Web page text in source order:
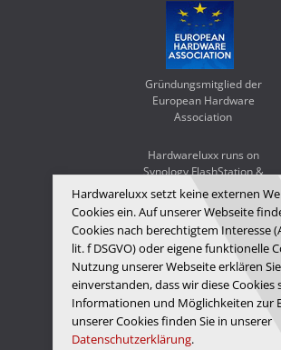
Hardwareluxx setzt keine externen
Cookies ein. Auf unserer Webseite
Cookies nach berechtigtem Interesse
lit. f DSGVO) oder eigene funktionelle
Nutzung unserer Webseite erklären
einverstanden, dass wir diese Cookies
Informationen und Möglichkeiten zur
unserer Cookies finden Sie in unserer
Datenschutzerklärung.
Gründungsmitglied der
European Hardware
Association
Hardwareluxx runs on
Synology FlashStation &
WD Red SA500